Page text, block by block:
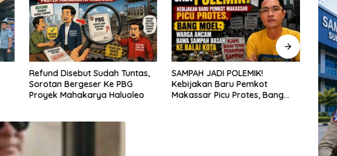
Refund Disebut Sudah Tuntas,
Sorotan Bergeser Ke PBG
Proyek Mahakarya Haluoleo
SAMPAH JADI POLEMIK!
Kebijakan Baru Pemkot
Makassar Picu Protes, Bang